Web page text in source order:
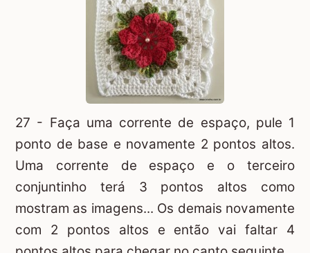
27 - Faça uma corrente de espaço, pule 1
ponto de base e novamente 2 pontos altos.
Uma corrente de espaço e o terceiro
conjuntinho terá 3 pontos altos como
mostram as imagens... Os demais novamente
com 2 pontos altos e então vai faltar 4